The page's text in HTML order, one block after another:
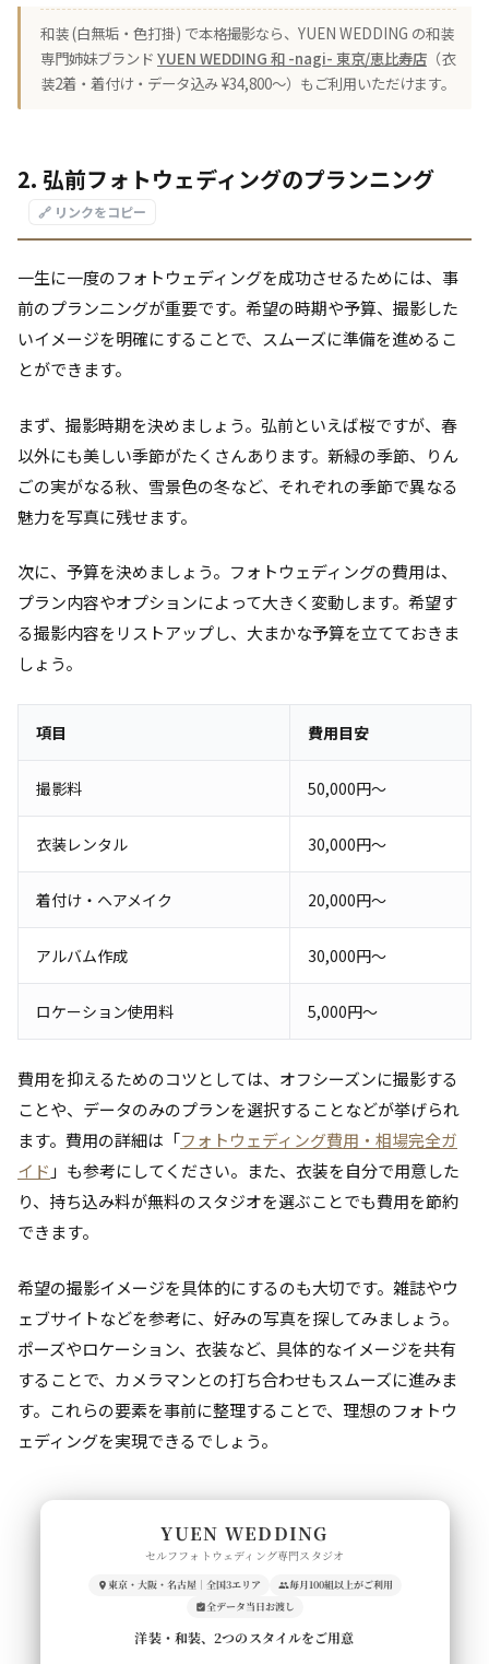
和装 (白無垢・色打掛) で本格撮影なら、YUEN WEDDING の和装
専門姉妹ブランド YUEN WEDDING 和 -nagi- 東京/恵比寿店 （衣
装2着・着付け・データ込み ¥34,800〜）もご利用いただけます。
2. 弘前フォトウェディングのプランニング
🔗 リンクをコピー
一生に一度のフォトウェディングを成功させるためには、事
前のプランニングが重要です。希望の時期や予算、撮影した
いイメージを明確にすることで、スムーズに準備を進めるこ
とができます。
まず、撮影時期を決めましょう。弘前といえば桜ですが、春
以外にも美しい季節がたくさんあります。新緑の季節、りん
ごの実がなる秋、雪景色の冬など、それぞれの季節で異なる
魅力を写真に残せます。
次に、予算を決めましょう。フォトウェディングの費用は、
プラン内容やオプションによって大きく変動します。希望す
る撮影内容をリストアップし、大まかな予算を立てておきま
しょう。
項目 費用目安
撮影料 50,000円～
衣装レンタル 30,000円～
着付け・ヘアメイク 20,000円～
アルバム作成 30,000円～
ロケーション使用料 5,000円～
費用を抑えるためのコツとしては、オフシーズンに撮影する
ことや、データのみのプランを選択することなどが挙げられ
ます。費用の詳細は「フォトウェディング費用・相場完全ガ
イド 」も参考にしてください。また、衣装を自分で用意した
り、持ち込み料が無料のスタジオを選ぶことでも費用を節約
できます。
希望の撮影イメージを具体的にするのも大切です。雑誌やウ
ェブサイトなどを参考に、好みの写真を探してみましょう。
ポーズやロケーション、衣装など、具体的なイメージを共有
することで、カメラマンとの打ち合わせもスムーズに進みま
す。これらの要素を事前に整理することで、理想のフォトウ
ェディングを実現できるでしょう。
YUEN WEDDING
セルフフォトウェディング専門スタジオ
東京・大阪・名古屋｜全国3エリア
毎月100組以上がご利用
全データ当日お渡し
洋装・和装、2つのスタイルをご用意